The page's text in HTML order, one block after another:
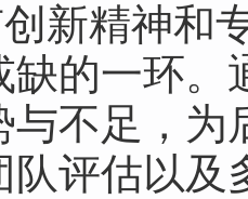
新精神和
缺的一环
与不足，为
队评估以及